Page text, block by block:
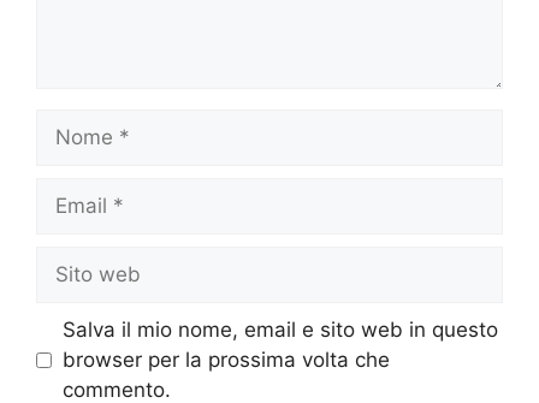
web
Salva il mio nome, email e sito web in questo
browser per la prossima volta che
commento.